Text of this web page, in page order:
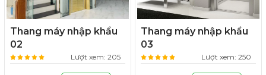
Thang máy nhập khẩu
02
Lượt xem: 205
Thang máy nhập khẩu
03
Lượt xem: 250